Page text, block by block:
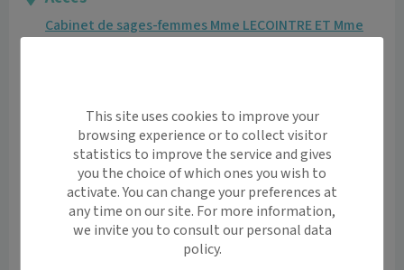
Cabinet de sages-femmes Mme LECOINTRE ET Mme
Accès pour personnes à mobilité réduite: oui
Voir l’itinéraire avec Maps
+
−
This site uses cookies to improve your
browsing experience or to collect visitor
statistics to improve the service and gives
you the choice of which ones you wish to
activate. You can change your preferences at
any time on our site. For more information,
we invite you to consult our personal data
policy.